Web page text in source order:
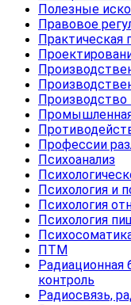
Полезные
Правовое
Практическая
Производство
Профессии
Психоанализ
Психология и
Психология
Психология
ПТМ
Радиационная
контроль
Радиосвязь,